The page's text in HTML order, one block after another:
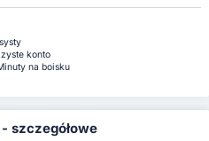
konto
na boisku
szczegółowe